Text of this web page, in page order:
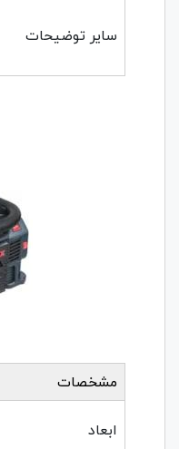
سایر توضیحات
مشخصات
ابعاد